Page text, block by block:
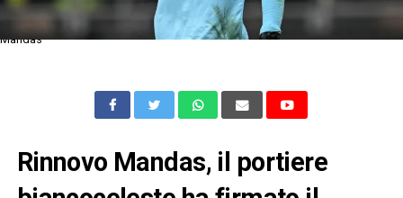
Mandas
Rinnovo Mandas, il portiere